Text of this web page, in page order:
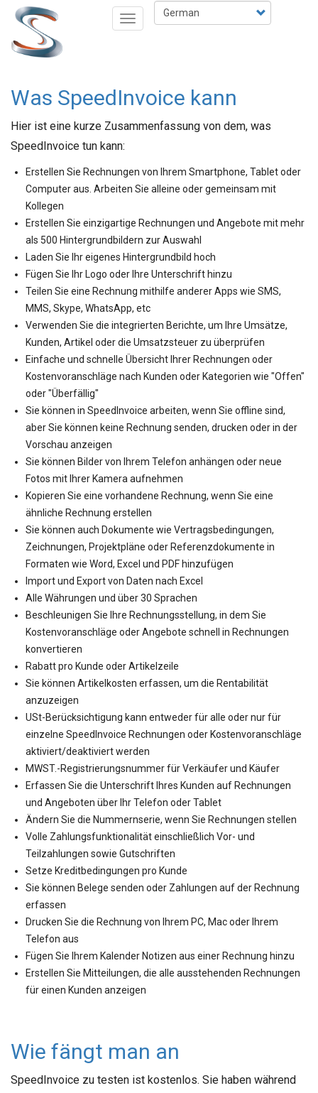
Direkt
zum
Inhalt
Select
your
Navigation
Was SpeedInvoice kann
Hier ist eine kurze Zusammenfassung von dem, was
SpeedInvoice tun kann:
Erstellen Sie Rechnungen von Ihrem Smartphone, Tablet oder
Computer aus. Arbeiten Sie alleine oder gemeinsam mit
Kollegen
Erstellen Sie einzigartige Rechnungen und Angebote mit mehr
als 500 Hintergrundbildern zur Auswahl
Laden Sie Ihr eigenes Hintergrundbild hoch
Fügen Sie Ihr Logo oder Ihre Unterschrift hinzu
Teilen Sie eine Rechnung mithilfe anderer Apps wie SMS,
MMS, Skype, WhatsApp, etc
Verwenden Sie die integrierten Berichte, um Ihre Umsätze,
Kunden, Artikel oder die Umsatzsteuer zu überprüfen
Einfache und schnelle Übersicht Ihrer Rechnungen oder
Kostenvoranschläge nach Kunden oder Kategorien wie "Offen"
oder "Überfällig"
Sie können in SpeedInvoice arbeiten, wenn Sie offline sind,
aber Sie können keine Rechnung senden, drucken oder in der
Vorschau anzeigen
Sie können Bilder von Ihrem Telefon anhängen oder neue
Fotos mit Ihrer Kamera aufnehmen
Kopieren Sie eine vorhandene Rechnung, wenn Sie eine
ähnliche Rechnung erstellen
Sie können auch Dokumente wie Vertragsbedingungen,
Zeichnungen, Projektpläne oder Referenzdokumente in
Formaten wie Word, Excel und PDF hinzufügen
Import und Export von Daten nach Excel
Alle Währungen und über 30 Sprachen
Beschleunigen Sie Ihre Rechnungsstellung, in dem Sie
Kostenvoranschläge oder Angebote schnell in Rechnungen
konvertieren
Rabatt pro Kunde oder Artikelzeile
Sie können Artikelkosten erfassen, um die Rentabilität
anzuzeigen
USt-Berücksichtigung kann entweder für alle oder nur für
einzelne SpeedInvoice Rechnungen oder Kostenvoranschläge
aktiviert/deaktiviert werden
MWST.-Registrierungsnummer für Verkäufer und Käufer
Erfassen Sie die Unterschrift Ihres Kunden auf Rechnungen
und Angeboten über Ihr Telefon oder Tablet
Ändern Sie die Nummernserie, wenn Sie Rechnungen stellen
Volle Zahlungsfunktionalität einschließlich Vor- und
Teilzahlungen sowie Gutschriften
Setze Kreditbedingungen pro Kunde
Sie können Belege senden oder Zahlungen auf der Rechnung
erfassen
Drucken Sie die Rechnung von Ihrem PC, Mac oder Ihrem
Telefon aus
Fügen Sie Ihrem Kalender Notizen aus einer Rechnung hinzu
Erstellen Sie Mitteilungen, die alle ausstehenden Rechnungen
für einen Kunden anzeigen
Wie fängt man an
SpeedInvoice zu testen ist kostenlos. Sie haben während